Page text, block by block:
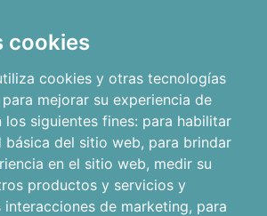
cookies
cookies y otras tecnologías
mejorar su experiencia de
los siguientes fines: para habilitar
básica del sitio web, para brindar
en el sitio web, medir su
productos y servicios y
interacciones de marketing, para